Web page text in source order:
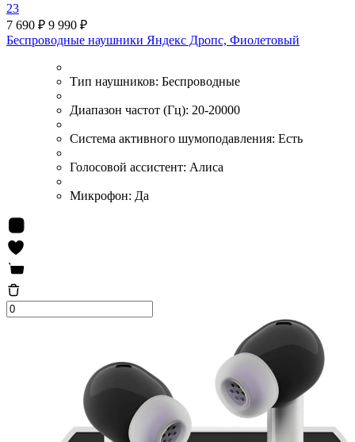
23
7 690 ₽ 9 990 ₽
Беспроводные наушники Яндекс Дропс, Фиолетовый
Тип наушников: Беспроводные
Диапазон частот (Гц): 20-20000
Система активного шумоподавления: Есть
Голосовой ассистент: Алиса
Микрофон: Да